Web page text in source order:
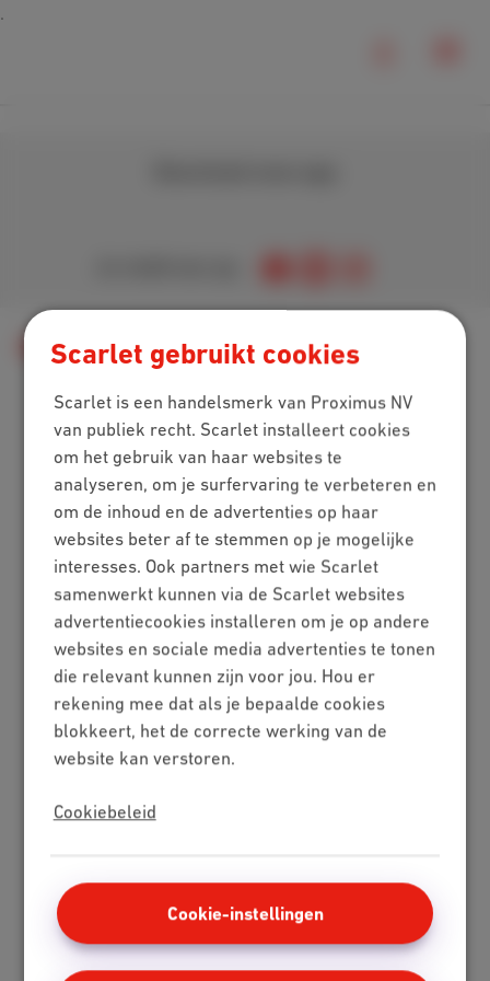
Scarlet gebruikt cookies
Scarlet is een handelsmerk van Proximus NV
van publiek recht. Scarlet installeert cookies
om het gebruik van haar websites te
analyseren, om je surfervaring te verbeteren en
om de inhoud en de advertenties op haar
websites beter af te stemmen op je mogelijke
interesses. Ook partners met wie Scarlet
samenwerkt kunnen via de Scarlet websites
advertentiecookies installeren om je op andere
websites en sociale media advertenties te tonen
die relevant kunnen zijn voor jou. Hou er
rekening mee dat als je bepaalde cookies
blokkeert, het de correcte werking van de
website kan verstoren.
Cookiebeleid
Cookie-instellingen
Digitale Tv Beschikbaarheid van TV
Internet + mobiel
Internet + tv + mobiel
Internet + tv + vaste lijn
Digitale tv
Internet
Standaard
Onbeperkt
Fiber
Speedtest
Klantenzone